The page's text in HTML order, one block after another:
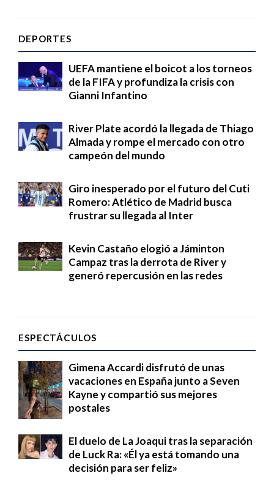
DEPORTES
UEFA mantiene el boicot a los torneos
de la FIFA y profundiza la crisis con
Gianni Infantino
River Plate acordó la llegada de Thiago
Almada y rompe el mercado con otro
campeón del mundo
Giro inesperado por el futuro del Cuti
Romero: Atlético de Madrid busca
frustrar su llegada al Inter
Kevin Castaño elogió a Jáminton
Campaz tras la derrota de River y
generó repercusión en las redes
ESPECTÁCULOS
Gimena Accardi disfrutó de unas
vacaciones en España junto a Seven
Kayne y compartió sus mejores
postales
El duelo de La Joaqui tras la separación
de Luck Ra: «Él ya está tomando una
decisión para ser feliz»